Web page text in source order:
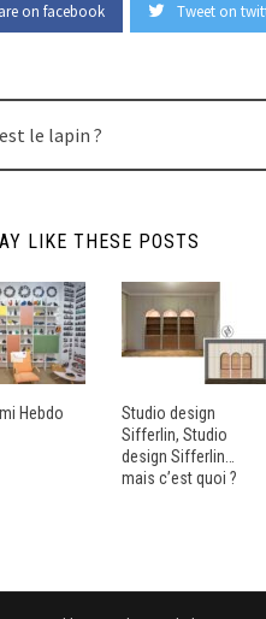
on facebook Tweet on
le lapin ?
LIKE THESE POSTS
Hebdo
Studio design
Sifferlin, Studio
design Sifferlin…
mais c’est quoi ?